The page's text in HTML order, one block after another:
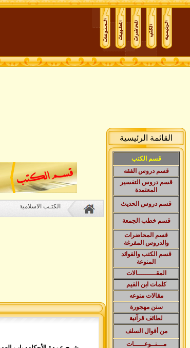
القائمة الرئيسية
قسم الكتب
قسم دروس الفقه
قسم دروس التفسير
المعتمدة
قسم دروس الحديث
قسمخطب الجمعة
قسم المحاضرات
والدروس المفرغة
قسم الكتب والفوائد
المنوعة
المقـــــــــالات
كلمات ابن القيم
مقالات منوعه
سنن مهجورة
لطائف قرآنية
من أقوال السلف
مـــنــوعـــــات
الكتـب الاسلامية